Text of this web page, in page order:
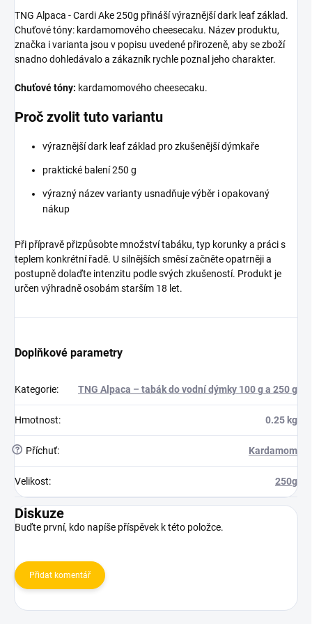
TNG Alpaca - Cardi Ake 250g přináší výraznější dark leaf základ.
Chuťové tóny: kardamomového cheesecaku. Název produktu,
značka i varianta jsou v popisu uvedené přirozeně, aby se zboží
snadno dohledávalo a zákazník rychle poznal jeho charakter.
Chuťové tóny: kardamomového cheesecaku.
Proč zvolit tuto variantu
výraznější dark leaf základ pro zkušenější dýmkaře
praktické balení 250 g
výrazný název varianty usnadňuje výběr i opakovaný
nákup
Při přípravě přizpůsobte množství tabáku, typ korunky a práci s
teplem konkrétní řadě. U silnějších směsí začněte opatrněji a
postupně dolaďte intenzitu podle svých zkušeností. Produkt je
určen výhradně osobám starším 18 let.
Doplňkové parametry
Kategorie: TNG Alpaca – tabák do vodní dýmky 100 g a 250 g
Hmotnost: 0.25 kg
? Příchuť: Kardamom
Velikost: 250g
Diskuze
Buďte první, kdo napíše příspěvek k této položce.
Přidat komentář